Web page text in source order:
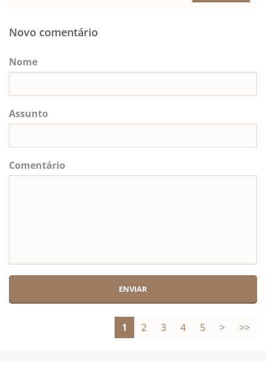
Novo comentário
Nome
Assunto
Comentário
1 2 3 4 5 > >>